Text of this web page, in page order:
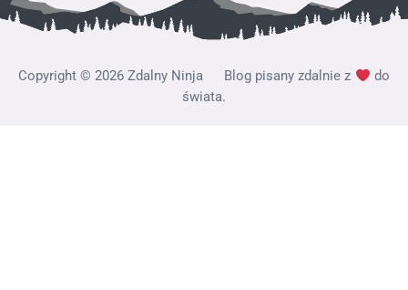
Copyright©️ 2026 Zdalny Ninja Blog pisany zdalnie z
do
świata.